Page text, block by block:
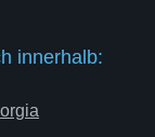
innerhalb: